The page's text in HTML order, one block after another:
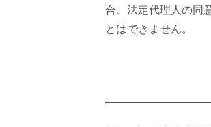
合、法定代理人の同
とはできません。